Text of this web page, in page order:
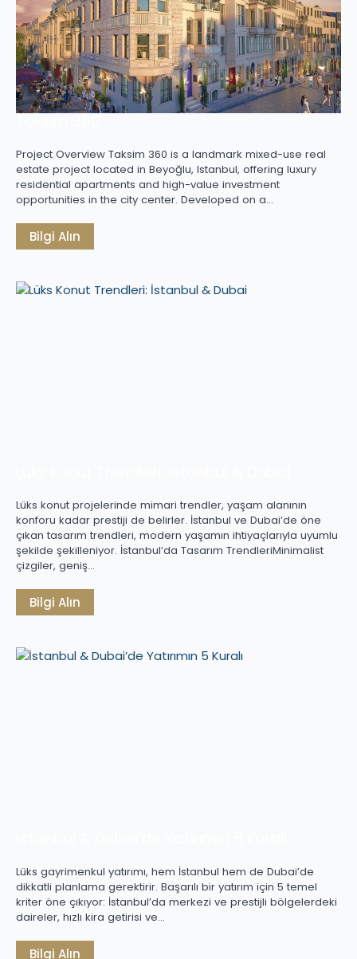
Project Overview Taksim 360 is a landmark mixed-use real
estate project located in Beyoğlu, Istanbul, offering luxury
residential apartments and high-value investment
opportunities in the city center. Developed on a…
Bilgi Alın
Lüks konut projelerinde mimari trendler, yaşam alanının
konforu kadar prestiji de belirler. İstanbul ve Dubai’de öne
çıkan tasarım trendleri, modern yaşamın ihtiyaçlarıyla uyumlu
şekilde şekilleniyor. İstanbul’da Tasarım TrendleriMinimalist
çizgiler, geniş…
Bilgi Alın
Lüks gayrimenkul yatırımı, hem İstanbul hem de Dubai’de
dikkatli planlama gerektirir. Başarılı bir yatırım için 5 temel
kriter öne çıkıyor: İstanbul’da merkezi ve prestijli bölgelerdeki
daireler, hızlı kira getirisi ve…
Bilgi Alın